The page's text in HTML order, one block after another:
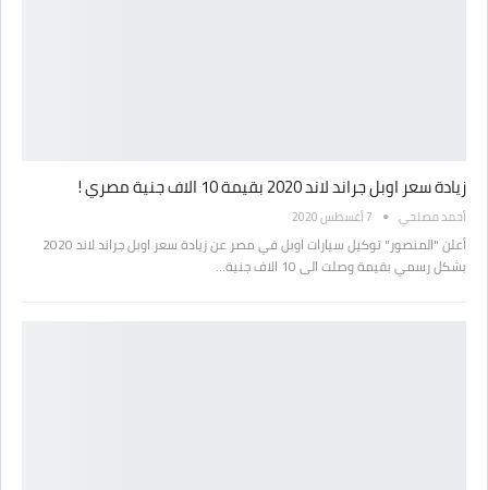
زيادة سعر اوبل جراند لاند 2020 بقيمة 10 الاف جنية مصري !
أحمد مصلحي 7 أغسطس 2020
أعلن "المنصور" توكيل سيارات اوبل في مصر عن زيادة سعر اوبل جراند لاند 2020
بشكل رسمي بقيمة وصلت الى 10 الاف جنية…